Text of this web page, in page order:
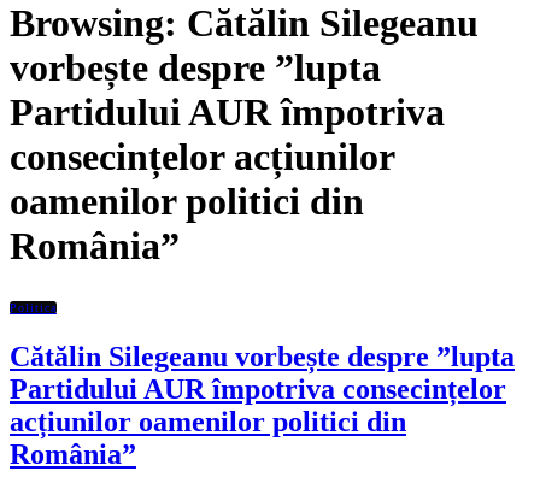
Browsing: Cătălin Silegeanu
vorbește despre ”lupta
Partidului AUR împotriva
consecințelor acțiunilor
oamenilor politici din
România”
Politica
Cătălin Silegeanu vorbește despre ”lupta
Partidului AUR împotriva consecințelor
acțiunilor oamenilor politici din
România”